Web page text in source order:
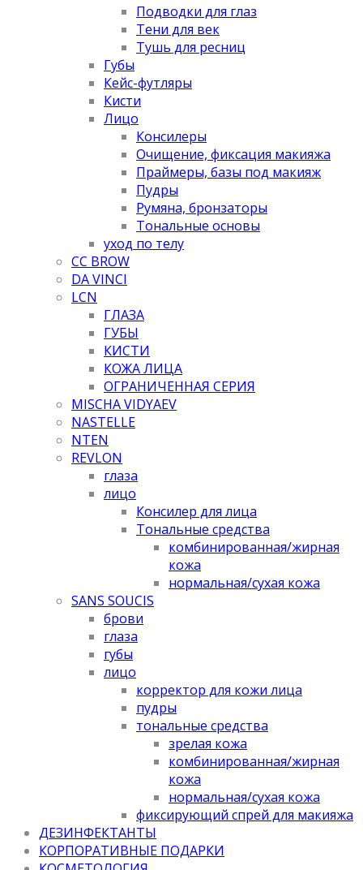
Подводки для глаз
Тени для век
Тушь для ресниц
Губы
Кейс-футляры
Кисти
Лицо
Консилеры
Очищение, фиксация макияжа
Праймеры, базы под макияж
Пудры
Румяна, бронзаторы
Тональные основы
уход по телу
CC BROW
DA VINCI
LCN
ГЛАЗА
ГУБЫ
КИСТИ
КОЖА ЛИЦА
ОГРАНИЧЕННАЯ СЕРИЯ
MISCHA VIDYAEV
NASTELLE
NTEN
REVLON
глаза
лицо
Консилер для лица
Тональные средства
комбинированная/жирная
кожа
нормальная/cухая кожа
SANS SOUCIS
брови
глаза
губы
лицо
корректор для кожи лица
пудры
тональные средства
зрелая кожа
комбинированная/жирная
кожа
нормальная/cухая кожа
фиксирующий спрей для макияжа
ДЕЗИНФЕКТАНТЫ
КОРПОРАТИВНЫЕ ПОДАРКИ